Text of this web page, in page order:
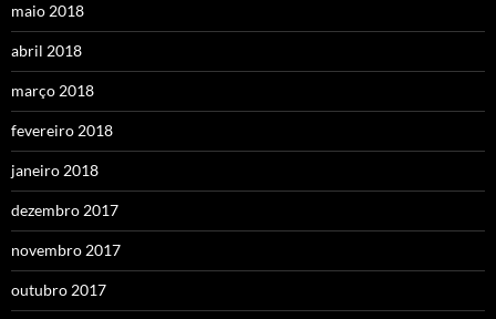
maio 2018
abril 2018
março 2018
fevereiro 2018
janeiro 2018
dezembro 2017
novembro 2017
outubro 2017